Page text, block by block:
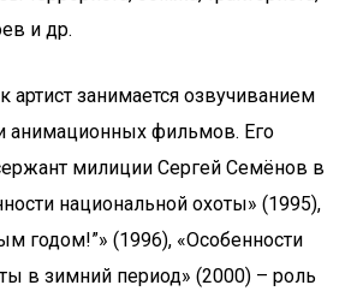
и др.
занимается озвучиванием
анимационных фильмов. Его
милиции Сергей Семёнов в
национальной охоты» (1995),
годом!”» (1996), «Особенности
в зимний период» (2000) – роль